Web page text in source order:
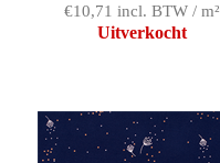
€10,71 incl. BTW / m²
Uitverkocht